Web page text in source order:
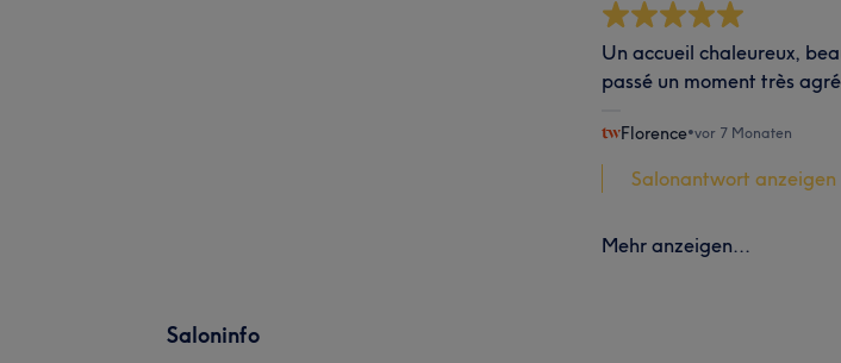
Un accueil chaleureux,
passé un moment très
Florence•vor 7 Monaten
Salonantwort anzeigen
Mehr anzeigen...
Saloninfo